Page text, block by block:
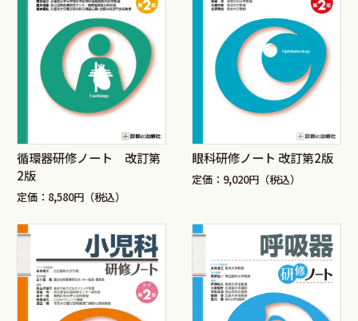
循環器研修ノート 改訂第
2版
定価：8,580円（税込）
眼科研修ノート 改訂第2版
定価：9,020円（税込）